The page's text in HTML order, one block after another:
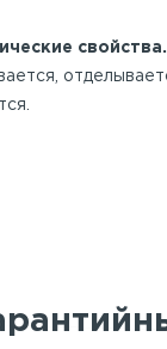
свойства.